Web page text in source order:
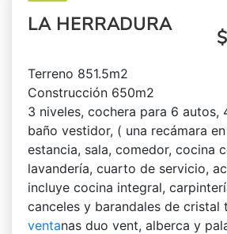
LA HERRADURA
Terreno 851.5m2
Construcción 650m2
3 niveles, cochera para 6 autos,
baño vestidor, ( una recámara
estancia, sala, comedor, cocina
lavandería, cuarto de servicio,
incluye cocina integral,
canceles y barandales de cristal
ventanas duo vent, alberca y